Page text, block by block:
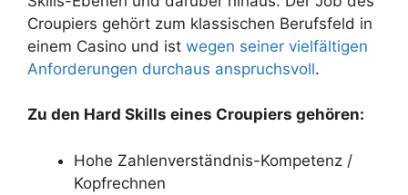
Croupiers gehört zum klassischen Berufsfeld in
einem Casino und ist wegen seiner vielfältigen
Anforderungen durchaus anspruchsvoll.
Zu den Hard Skills eines Croupiers gehören:
Hohe Zahlenverständnis-Kompetenz /
Kopfrechnen